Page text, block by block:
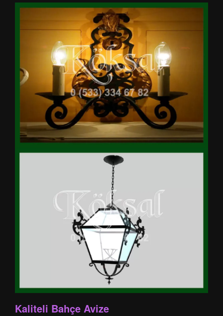
Kaliteli Bahçe Avize